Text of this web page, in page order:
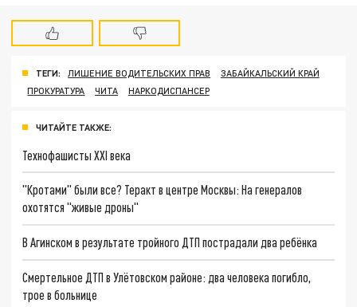
ТЕГИ: ЛИШЕНИЕ ВОДИТЕЛЬСКИХ ПРАВ
ЗАБАЙКАЛЬСКИЙ КРАЙ
ПРОКУРАТУРА
ЧИТА НАРКОДИСПАНСЕР
ЧИТАЙТЕ ТАКЖЕ:
Технофашисты XXI века
"Кротами" были все? Теракт в центре Москвы: На генералов
охотятся "живые дроны"
В Агинском в результате тройного ДТП пострадали два ребёнка
Смертельное ДТП в Улётовском районе: два человека погибло,
трое в больнице